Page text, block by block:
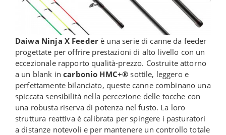
Daiwa Ninja X Feeder è una serie di canne da feeder
progettate per offrire prestazioni di alto livello con un
eccezionale rapporto qualità-prezzo. Costruite attorno
a un blank incarbonio HMC+® sottile, leggero e
perfettamente bilanciato, queste canne combinano una
spiccata sensibilità nella percezione delle tocche con
una robusta riserva di potenza nel fusto. La loro
struttura reattiva è calibrata per spingere i pasturatori
a distanze notevoli e per mantenere un controllo totale